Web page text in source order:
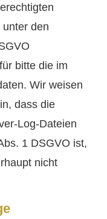
den
bitte die im
Wir weisen
dass die
Log-Dateien
1 DSGVO ist,
nicht